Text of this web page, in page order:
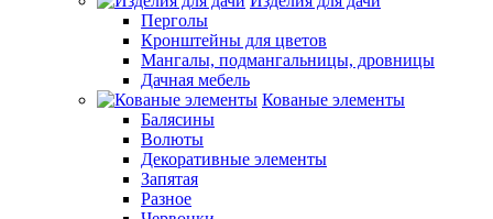
Перголы
Кронштейны для цветов
Мангалы, подмангальницы, дровницы
Дачная мебель
Кованые элементы
Балясины
Волюты
Декоративные элементы
Запятая
Разное